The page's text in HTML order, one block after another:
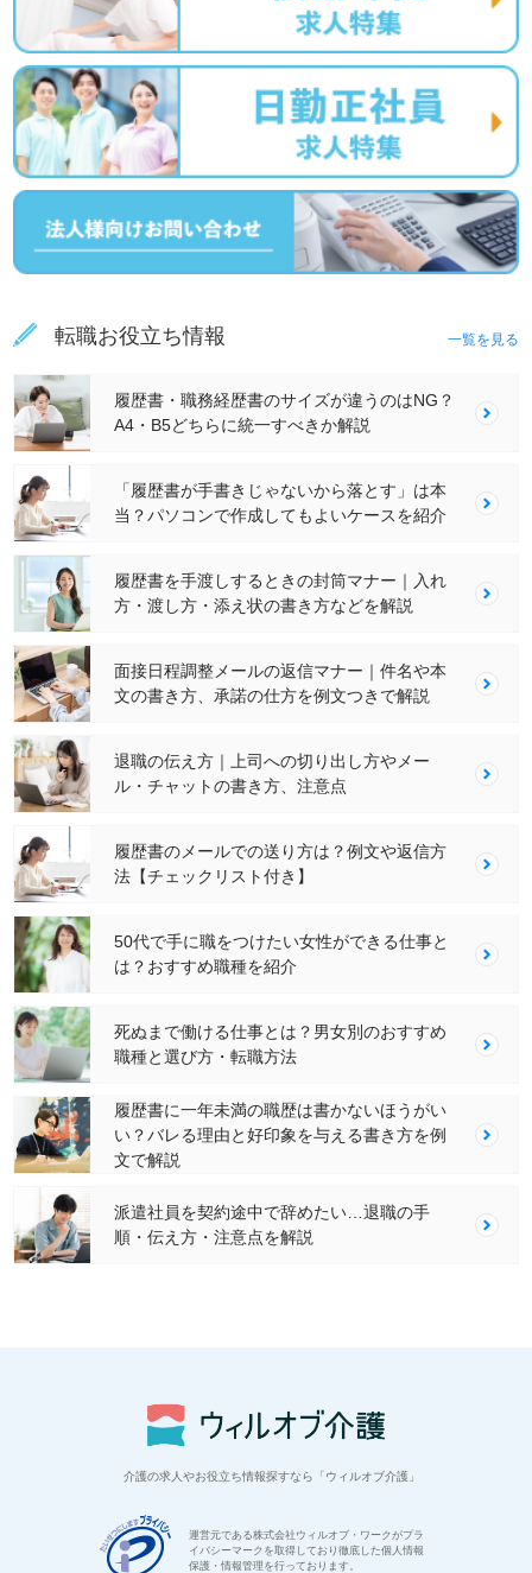
転職お役立ち情報 一覧を見る
履歴書・職務経歴書のサイズが違うのはNG？
A4・B5どちらに統一すべきか解説
「履歴書が手書きじゃないから落とす」は本
当？パソコンで作成してもよいケースを紹介
履歴書を手渡しするときの封筒マナー｜入れ
方・渡し方・添え状の書き方などを解説
面接日程調整メールの返信マナー｜件名や本
文の書き方、承諾の仕方を例文つきで解説
退職の伝え方｜上司への切り出し方やメー
ル・チャットの書き方、注意点
履歴書のメールでの送り方は？例文や返信方
法【チェックリスト付き】
50代で手に職をつけたい女性ができる仕事と
は？おすすめ職種を紹介
死ぬまで働ける仕事とは？男女別のおすすめ
職種と選び方・転職方法
履歴書に一年未満の職歴は書かないほうがい
い？バレる理由と好印象を与える書き方を例
文で解説
派遣社員を契約途中で辞めたい…退職の手
順・伝え方・注意点を解説
介護の求人やお役立ち情報探すなら「ウィルオブ介護」
運営元である株式会社ウィルオブ・ワークがプラ
イバシーマークを取得しており徹底した個人情報
保護・情報管理を行っております。